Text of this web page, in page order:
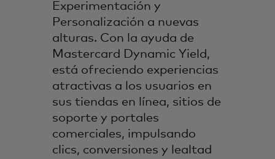
Experimentación y
Personalización a nuevas
alturas. Con la ayuda de
Mastercard Dynamic Yield,
está ofreciendo experiencias
atractivas a los usuarios en
sus tiendas en línea, sitios de
soporte y portales
comerciales, impulsando
clics, conversiones y lealtad